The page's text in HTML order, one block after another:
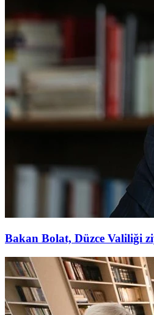
Bakan Bolat, Düzce Valiliği